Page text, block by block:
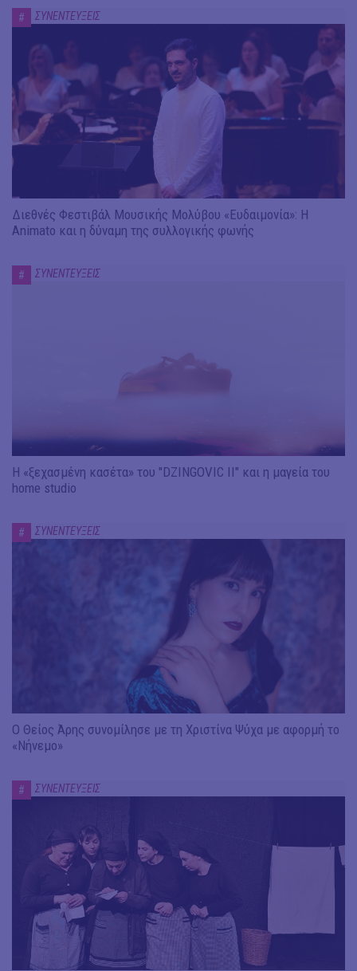
# ΣΥΝΕΝΤΕΥΞΕΙΣ
Διεθνές Φεστιβάλ Μουσικής Μολύβου «Ευδαιμονία»: Η
Animato και η δύναμη της συλλογικής φωνής
# ΣΥΝΕΝΤΕΥΞΕΙΣ
Η «ξεχασμένη κασέτα» του "DZINGOVIC II" και η μαγεία του
home studio
# ΣΥΝΕΝΤΕΥΞΕΙΣ
Ο Θείος Άρης συνομίλησε με τη Χριστίνα Ψύχα με αφορμή το
«Νήνεμο»
# ΣΥΝΕΝΤΕΥΞΕΙΣ